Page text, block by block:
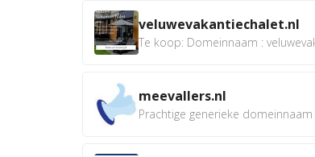
veluwevakantiechalet.nl
Te koop: Domeinnaam :
meevallers.nl
Prachtige generieke domeinnaam